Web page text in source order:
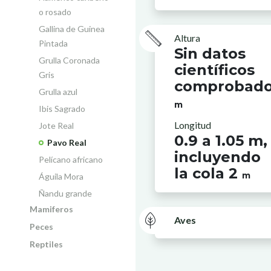
o rosado
Gallina de Guinea
Pintada
Grulla Coronada
Gris
Grulla azul
Ibis Sagrado
Jote Real
Pavo Real
Pelícano africano
Águila Mora
Ñandu grande
Mamiferos
Peces
Reptiles
Altura
Sin datos
científicos
m
Longitud
0.9 a 1.05 m,
incluyendo
la cola 2 m
Aves